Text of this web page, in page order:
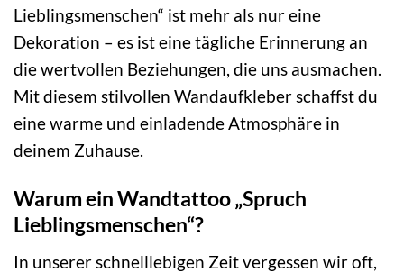
Lieblingsmenschen“ ist mehr als nur eine
Dekoration – es ist eine tägliche Erinnerung an
die wertvollen Beziehungen, die uns ausmachen.
Mit diesem stilvollen Wandaufkleber schaffst du
eine warme und einladende Atmosphäre in
deinem Zuhause.
Warum ein Wandtattoo „Spruch
Lieblingsmenschen“?
In unserer schnelllebigen Zeit vergessen wir oft,